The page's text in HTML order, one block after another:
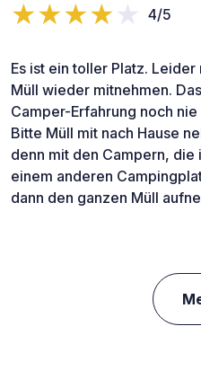
4/5
Es ist ein toller Platz.
Müll wieder mitnehmen.
Camper-Erfahrung noch
Bitte Müll mit nach Hause
denn mit den Campern, die
einem anderen
dann den ganzen Müll